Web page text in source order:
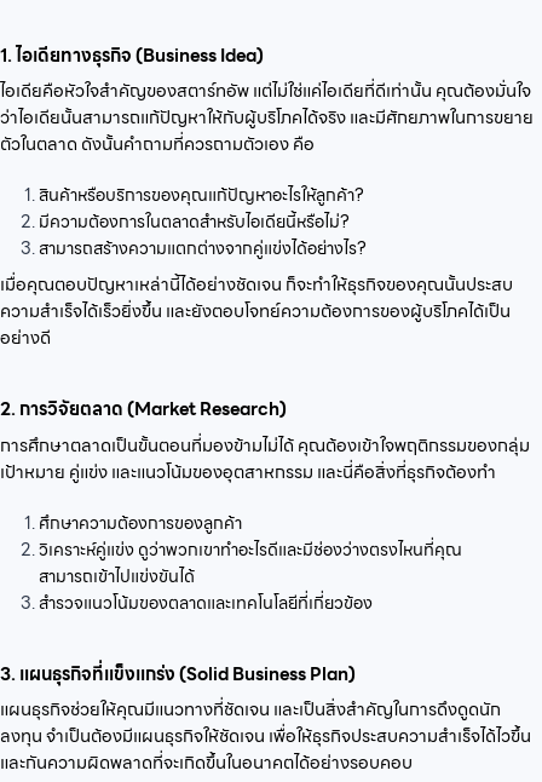
1. ไอเดียทางธุรกิจ (Business Idea)
ไอเดียคือหัวใจสำคัญของสตาร์ทอัพ แต่ไม่ใช่แค่ไอเดียที่ดีเท่านั้น คุณต้องมั่นใจ
ว่าไอเดียนั้นสามารถแก้ปัญหาให้กับผู้บริโภคได้จริง และมีศักยภาพในการขยาย
ตัวในตลาด ดังนั้นคำถามที่ควรถามตัวเองคือ
สินค้าหรือบริการของคุณแก้ปัญหาอะไรให้ลูกค้า?
มีความต้องการในตลาดสำหรับไอเดียนี้หรือไม่?
สามารถสร้างความแตกต่างจากคู่แข่งได้อย่างไร?
เมื่อคุณตอบปัญหาเหล่านี้ได้อย่างชัดเจน ก็จะทำให้ธุรกิจของคุณนั้นประสบ
ความสำเร็จได้เร็วยิ่งขึ้น และยังตอบโจทย์ความต้องการของผู้บริโภคได้เป็น
อย่างดี
2. การวิจัยตลาด (Market Research)
การศึกษาตลาดเป็นขั้นตอนที่มองข้ามไม่ได้ คุณต้องเข้าใจพฤติกรรมของกลุ่ม
เป้าหมาย คู่แข่ง และแนวโน้มของอุตสาหกรรม และนี่คือสิ่งที่ธุรกิจต้องทำ
ศึกษาความต้องการของลูกค้า
วิเคราะห์คู่แข่ง ดูว่าพวกเขาทำอะไรดีและมีช่องว่างตรงไหนที่คุณ
สามารถเข้าไปแข่งขันได้
สำรวจแนวโน้มของตลาดและเทคโนโลยีที่เกี่ยวข้อง
3. แผนธุรกิจที่แข็งแกร่ง (Solid Business Plan)
แผนธุรกิจช่วยให้คุณมีแนวทางที่ชัดเจน และเป็นสิ่งสำคัญในการดึงดูดนัก
ลงทุน จำเป็นต้องมีแผนธุรกิจให้ชัดเจน เพื่อให้ธุรกิจประสบความสำเร็จได้ไวขึ้น
และกันความผิดพลาดที่จะเกิดขึ้นในอนาคตได้อย่างรอบคอบ